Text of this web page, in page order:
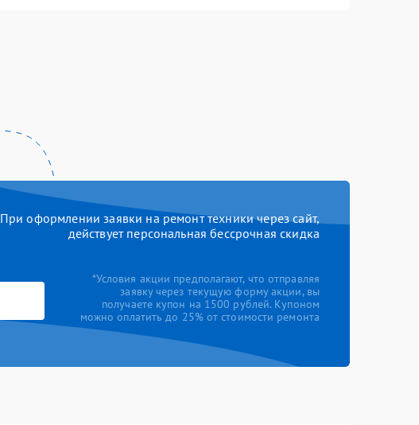
При оформлении заявки на ремонт техники через сайт,
действует персональная бессрочная скидка
*Условия акции предполагают, что отправляя
заявку через текущую форму акции, вы
получаете купон на 1500 рублей. Купоном
можно оплатить до 25% от стоимости ремонта